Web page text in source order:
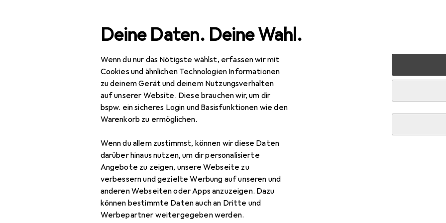
Deine Daten. Deine Wahl.
Wenn du nur das Nötigste wählst, erfassen wir mit
Cookies und ähnlichen Technologien Informationen
zu deinem Gerät und deinem Nutzungsverhalten
auf unserer Website. Diese brauchen wir, um dir
bspw. ein sicheres Login und Basisfunktionen wie den
Warenkorb zu ermöglichen.
Wenn du allem zustimmst, können wir diese Daten
darüber hinaus nutzen, um dir personalisierte
Angebote zu zeigen, unsere Webseite zu
verbessern und gezielte Werbung auf unseren und
anderen Webseiten oder Apps anzuzeigen. Dazu
können bestimmte Daten auch an Dritte und
Werbepartner weitergegeben werden.
Navigation nach Kategorien Gesamtsortiment Wohnen Badaccessoires Beliani